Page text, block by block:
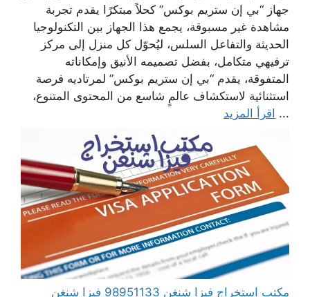
جهاز “بي إن ستريم بوكس” كحلاً مبتكرًا يقدم تجربة
مشاهدة غير مسبوقة، يجمع هذا الجهاز بين التكنولوجيا
الحديثة والتفاعل السلس، ليُحوّل كل منزل إلى مركز
ترفيهي متكامل، بفضل تصميمه الأنيق وإمكاناته
المتفوقة، يقدم “بي إن ستريم بوكس” لمرتاديه فرصة
استثنائية لاستكشاف عالمٍ شاسع من المحتوى المتنوع،
... اقرأ المزيد
مكتب استخراج فيزا شنغن 98951133 فيزا شنغن